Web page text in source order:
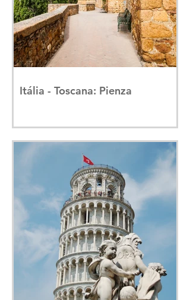
Itália - Toscana: Pienza